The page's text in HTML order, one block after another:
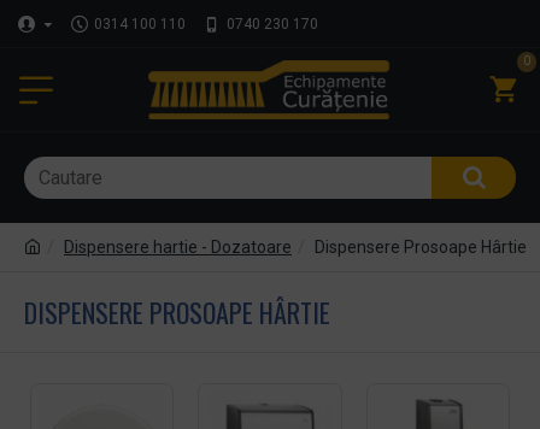
0314 100 110 0740 230 170
0
Dispensere hartie - Dozatoare Dispensere Prosoape Hârtie
DISPENSERE PROSOAPE HÂRTIE